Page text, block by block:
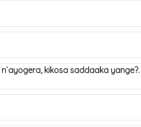
kikosa saddaaka yange?.